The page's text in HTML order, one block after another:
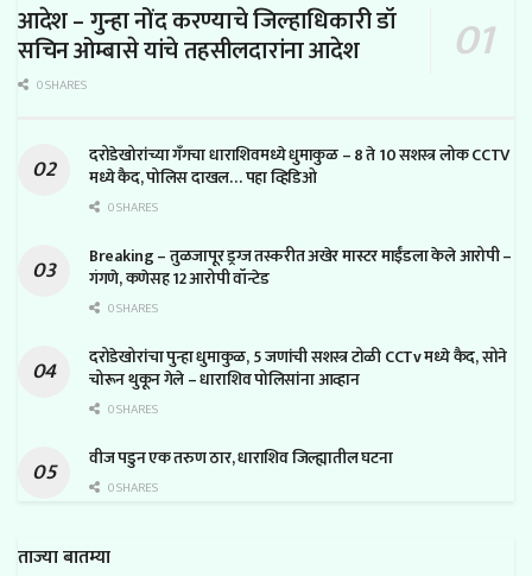
आदेश – गुन्हा नोंद करण्याचे जिल्हाधिकारी डॉ
सचिन ओम्बासे यांचे तहसीलदारांना आदेश
0 SHARES
दरोडेखोरांच्या गँगचा धाराशिवमध्ये धुमाकुळ – 8 ते 10 सशस्त्र लोक CCTV
मध्ये कैद, पोलिस दाखल… पहा व्हिडिओ
0 SHARES
Breaking – तुळजापूर ड्रग्ज तस्करीत अखेर मास्टर माईंडला केले आरोपी –
गंगणे, कणेसह 12 आरोपी वॉन्टेड
0 SHARES
दरोडेखोरांचा पुन्हा धुमाकुळ, 5 जणांची सशस्त्र टोळी CCTv मध्ये कैद, सोने
चोरून थुकून गेले – धाराशिव पोलिसांना आव्हान
0 SHARES
वीज पडुन एक तरुण ठार, धाराशिव जिल्ह्यातील घटना
0 SHARES
ताज्या बातम्या